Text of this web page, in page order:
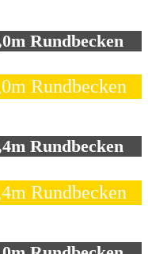
Rundbecken
Rundbecken
Rundbecken
Rundbecken